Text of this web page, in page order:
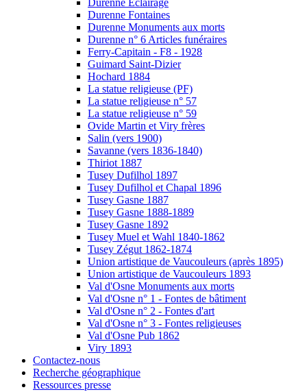
Durenne Eclairage
Durenne Fontaines
Durenne Monuments aux morts
Durenne n° 6 Articles funéraires
Ferry-Capitain - F8 - 1928
Guimard Saint-Dizier
Hochard 1884
La statue religieuse (PF)
La statue religieuse n° 57
La statue religieuse n° 59
Ovide Martin et Viry frères
Salin (vers 1900)
Savanne (vers 1836-1840)
Thiriot 1887
Tusey Dufilhol 1897
Tusey Dufilhol et Chapal 1896
Tusey Gasne 1887
Tusey Gasne 1888-1889
Tusey Gasne 1892
Tusey Muel et Wahl 1840-1862
Tusey Zégut 1862-1874
Union artistique de Vaucouleurs (après 1895)
Union artistique de Vaucouleurs 1893
Val d'Osne Monuments aux morts
Val d'Osne n° 1 - Fontes de bâtiment
Val d'Osne n° 2 - Fontes d'art
Val d'Osne n° 3 - Fontes religieuses
Val d'Osne Pub 1862
Viry 1893
Contactez-nous
Recherche géographique
Ressources presse